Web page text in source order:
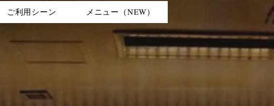
ご利用シーン メニュー（NEW）